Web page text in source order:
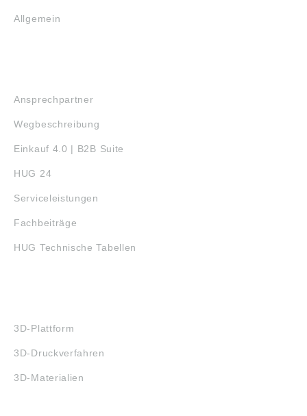
Allgemein
Ansprechpartner
Wegbeschreibung
Einkauf 4.0 | B2B Suite
HUG 24
Serviceleistungen
Fachbeiträge
HUG Technische Tabellen
3D-Plattform
3D-Druckverfahren
3D-Materialien